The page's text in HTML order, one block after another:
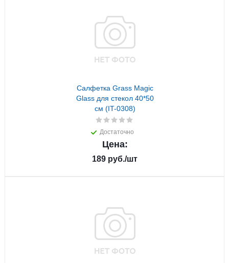
Салфетка Grass Magic
Glass для стекол 40*50
см (IT-0308)
Достаточно
Цена:
189 руб./шт